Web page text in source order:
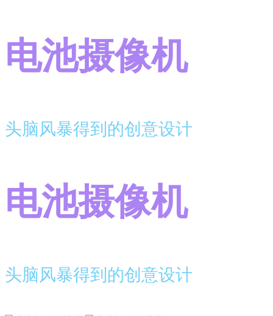
电池摄像机
头脑风暴得到的创意设计
电池摄像机
头脑风暴得到的创意设计